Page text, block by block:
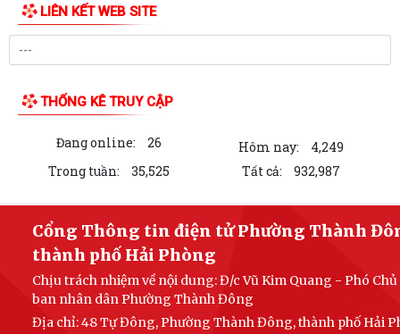
sinh nữ đi thực tập kỹ thuật tại...
Phường Thành Đông tham dự Hội nghị trực tuyến toán quốc nghiên
cứu, học tập, quán triệt và triển...
Công an phường Thành Đông cảnh báo: Sử dụng trái phép chất ma
luận số 166-KL/TW của Bộ Chính trị...
(27/7/1947 - 27/7/2026)
Hải Phòng ban hành chính sách hỗ trợ người hoạt động không chuyên
trách thôn, tổ dân phố nghỉ ngay...
Tăng cường hưởng ứng Cuộc thi và Triển lãm ảnh nghệ thuật cấp